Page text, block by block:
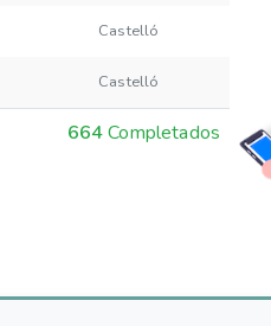
Castelló
Castelló
664Completados